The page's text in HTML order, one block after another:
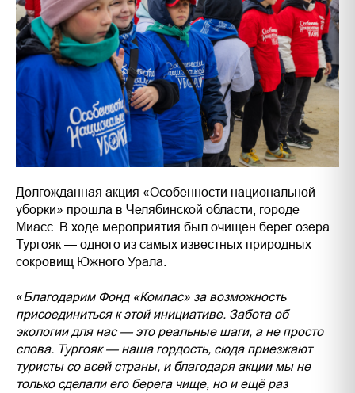
Долгожданная акция «Особенности национальной
уборки» прошла в Челябинской области, городе
Миасс. В ходе мероприятия был очищен берег озера
Тургояк — одного из самых известных природных
сокровищ Южного Урала.
«Благодарим Фонд «Компас» за возможность
присоединиться к этой инициативе. Забота об
экологии для нас — это реальные шаги, а не просто
слова. Тургояк — наша гордость, сюда приезжают
туристы со всей страны, и благодаря акции мы не
только сделали его берега чище, но и ещё раз